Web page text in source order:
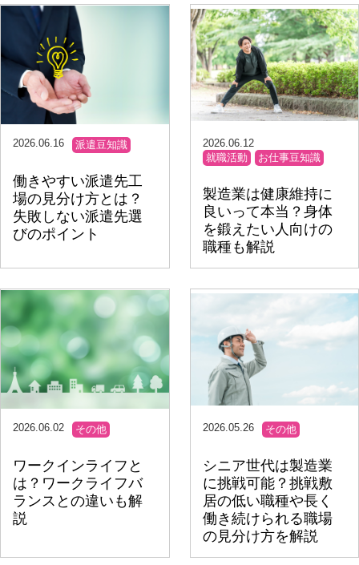
2026.06.16 派遣豆知識
働きやすい派遣先工
場の見分け方とは？
失敗しない派遣先選
びのポイント
2026.06.12
就職活動
お仕事豆知識
製造業は健康維持に
良いって本当？身体
を鍛えたい人向けの
職種も解説
2026.06.02 その他
ワークインライフと
は？ワークライフバ
ランスとの違いも解
説
2026.05.26 その他
シニア世代は製造業
に挑戦可能？挑戦敷
居の低い職種や長く
働き続けられる職場
の見分け方を解説